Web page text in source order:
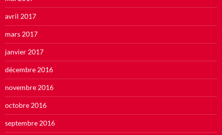
avril 2017
mars 2017
janvier 2017
décembre 2016
novembre 2016
octobre 2016
septembre 2016